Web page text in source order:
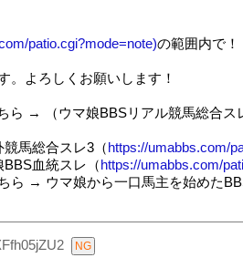
patio.cgi?mode=note)の範囲内で！
。よろしくお願いします！
→ （ウマ娘BBSリアル競馬総合ス
馬総合スレ3（https://umabbs.com/
血統スレ（https://umabbs.com/
ら → ウマ娘から一口馬主を始めた